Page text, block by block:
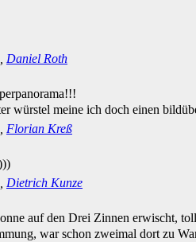
Daniel Roth
würstel meine ich doch einen
Florian Kreß
Dietrich Kunze
auf den Drei Zinnen erwischt,
war schon zweimal dort zu